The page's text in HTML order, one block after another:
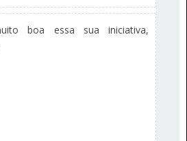
boa essa sua iniciativa,